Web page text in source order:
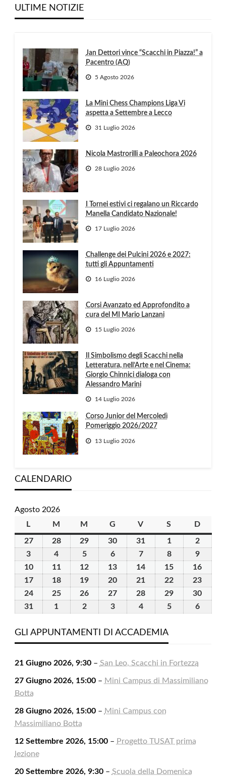
ULTIME NOTIZIE
Jan Dettori vince “Scacchi in Piazza!” a
Pacentro (AQ)
5 Agosto 2026
La Mini Chess Champions Liga Vi
aspetta a Settembre a Lecco
31 Luglio 2026
Nicola Mastrorilli a Paleochora 2026
28 Luglio 2026
I Tornei estivi ci regalano un Riccardo
Manella Candidato Nazionale!
17 Luglio 2026
Challenge dei Pulcini 2026 e 2027:
tutti gli Appuntamenti
16 Luglio 2026
Corsi Avanzato ed Approfondito a
cura del MI Mario Lanzani
15 Luglio 2026
Il Simbolismo degli Scacchi nella
Letteratura, nell’Arte e nel Cinema:
Giorgio Chinnici dialoga con
Alessandro Marini
14 Luglio 2026
Corso Junior del Mercoledì
Pomeriggio 2026/2027
13 Luglio 2026
CALENDARIO
Agosto 2026
L
M martedì
M mercoledì
G giovedìV venerdì
S D
2727
Luglio
2026
2828
29 30 31 11
Agosto
2026
22
Agosto
2026
3
Agosto
2026
4
Agosto
2026
55
Agosto
2026
66
Agosto
2026
77
Agosto
2026
88
Agosto
2026
99
Agosto
2026
1010
Agosto
2026
1111
Agosto
2026
12
Agosto
13
Agosto
14
Agosto
15
Agosto
16
1717
Agosto
1818
Agosto
19
Agosto
20
Agosto
21
Agosto
22
Agosto
23
2424
Agosto
2525
Agosto
26
Agosto
27
Agosto
28
Agosto
29
Agosto
30
3131
2026
1
2026
22
2026
33
2026
44
2026
55
66
GLI APPUNTAMENTI DI ACCADEMIA
21 Giugno 2026, 9:30– San Leo, Scacchi in Fortezza
27 Giugno 2026, 15:00– Mini Campus di Massimiliano
Botta
28 Giugno 2026, 15:00– Mini Campus con
Massimiliano Botta
12 Settembre 2026, 15:00– Progetto TUSAT prima
lezione
20 Settembre 2026, 9:30– Scuola della Domenica